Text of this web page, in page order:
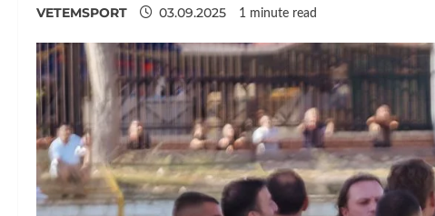
VETEMSPORT 03.09.2025 1 minute read